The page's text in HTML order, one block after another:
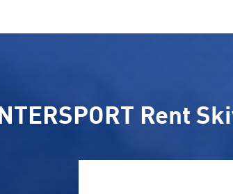
INTERSPORT Rent